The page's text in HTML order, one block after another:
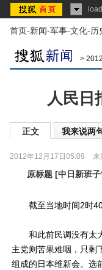
首页-新闻-军事-文化-历
>
人民日
正文 我来说两
2012年12月17日05:09 来
原标题 [中日新班
截至当地时间2时40
和此前民调没有太大
主党则苦果难咽，只剩
组成的日本维新会。选